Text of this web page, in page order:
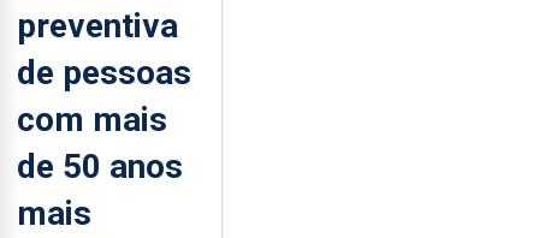
preventiva
de pessoas
com mais
de 50 anos
mais